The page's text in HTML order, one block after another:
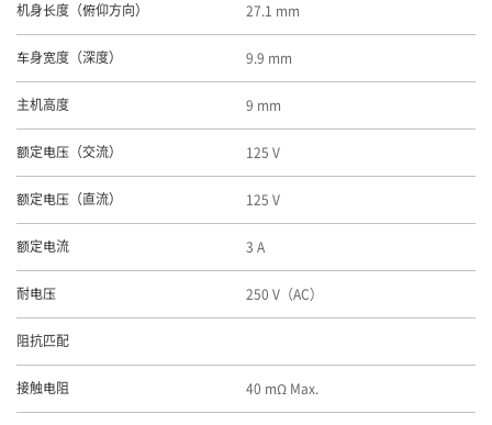
机身长度（俯仰方向） 27.1 mm
车身宽度（深度） 9.9 mm
主机高度 9 mm
额定电压（交流） 125 V
额定电压（直流） 125 V
额定电流 3 A
耐电压 250 V（AC）
阻抗匹配
接触电阻 40 mΩ Max.